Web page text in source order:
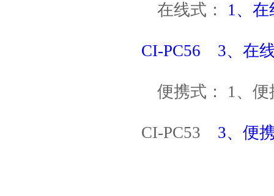
在线式： 1、在
CI-PC56 3、在
便携式： 1、
CI-PC53 3、便